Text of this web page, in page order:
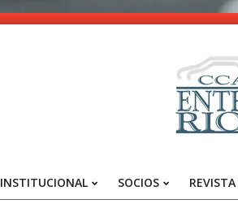
-
Entre
INSTITUCIONAL SOCIOS